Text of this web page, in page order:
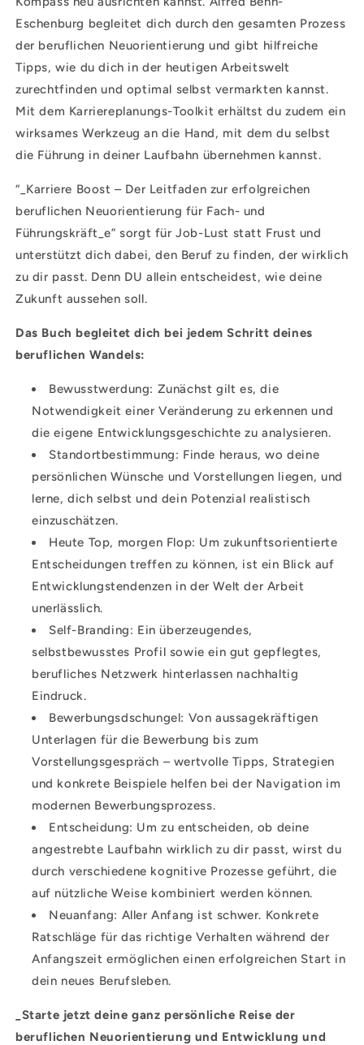
Eschenburg begleitet dich durch den gesamten Prozess
der beruflichen Neuorientierung und gibt hilfreiche
Tipps, wie du dich in der heutigen Arbeitswelt
zurechtfinden und optimal selbst vermarkten kannst.
Mit dem Karriereplanungs-Toolkit erhältst du zudem ein
wirksames Werkzeug an die Hand, mit dem du selbst
die Führung in deiner Laufbahn übernehmen kannst.
“_Karriere Boost – Der Leitfaden zur erfolgreichen
beruflichen Neuorientierung für Fach- und
Führungskräft_e” sorgt für Job-Lust statt Frust und
unterstützt dich dabei, den Beruf zu finden, der wirklich
zu dir passt. Denn DU allein entscheidest, wie deine
Zukunft aussehen soll.
Das Buch begleitet dich bei jedem Schritt deines
beruflichen Wandels:
Bewusstwerdung: Zunächst gilt es, die
Notwendigkeit einer Veränderung zu erkennen und
die eigene Entwicklungsgeschichte zu analysieren.
Standortbestimmung: Finde heraus, wo deine
persönlichen Wünsche und Vorstellungen liegen, und
lerne, dich selbst und dein Potenzial realistisch
einzuschätzen.
Heute Top, morgen Flop: Um zukunftsorientierte
Entscheidungen treffen zu können, ist ein Blick auf
Entwicklungstendenzen in der Welt der Arbeit
unerlässlich.
Self-Branding: Ein überzeugendes,
selbstbewusstes Profil sowie ein gut gepflegtes,
berufliches Netzwerk hinterlassen nachhaltig
Eindruck.
Bewerbungsdschungel: Von aussagekräftigen
Unterlagen für die Bewerbung bis zum
Vorstellungsgespräch – wertvolle Tipps, Strategien
und konkrete Beispiele helfen bei der Navigation im
modernen Bewerbungsprozess.
Entscheidung: Um zu entscheiden, ob deine
angestrebte Laufbahn wirklich zu dir passt, wirst du
durch verschiedene kognitive Prozesse geführt, die
auf nützliche Weise kombiniert werden können.
Neuanfang: Aller Anfang ist schwer. Konkrete
Ratschläge für das richtige Verhalten während der
Anfangszeit ermöglichen einen erfolgreichen Start in
dein neues Berufsleben.
_Starte jetzt deine ganz persönliche Reise der
beruflichen Neuorientierung und Entwicklung und